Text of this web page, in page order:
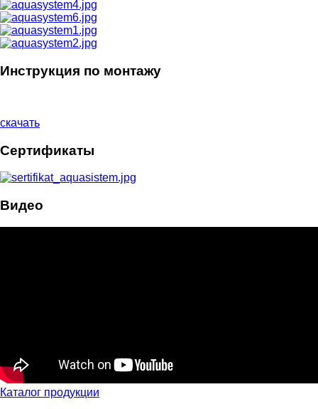
Инструкция по монтажу
скачать
Сертификаты
Видео
Каталог продукции